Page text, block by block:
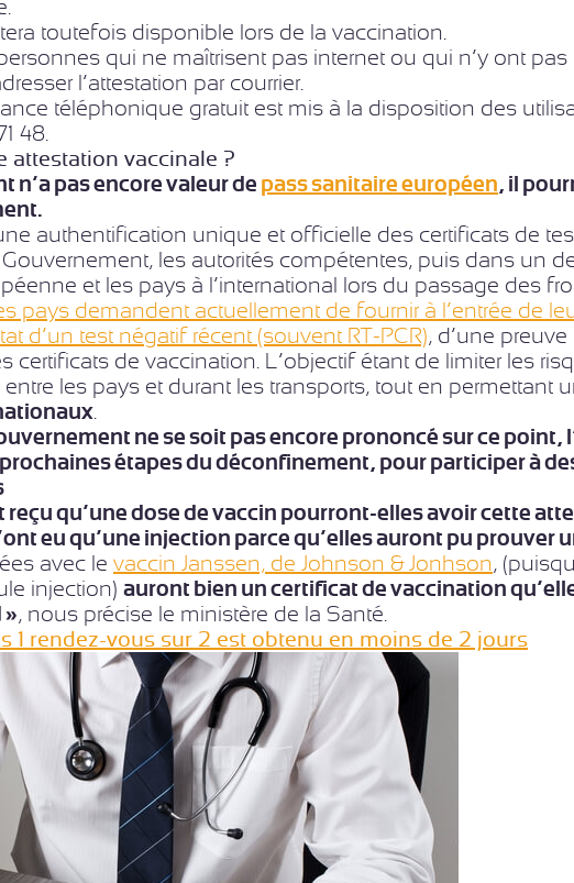
toutefois disponible lors de la vaccination.
qui ne maîtrisent pas internet ou qui n’y ont pas
l’attestation par courrier.
téléphonique gratuit est mis à la disposition des
48.
attestation vaccinale ?
n’a pas encore valeur de pass sanitaire européen, il
authentification unique et officielle des certificats de
les autorités compétentes, puis dans un
et les pays à l’international lors du passage des
pays demandent actuellement de fournir à l’entrée de
d’un test négatif récent (souvent RT-PCR), d’une
certificats de vaccination. L’objectif étant de limiter les
entre les pays et durant les transports, tout en permettant
.
ne se soit pas encore prononcé sur ce point,
étapes du déconfinement, pour participer à
reçu qu’une dose de vaccin pourront-elles avoir cette
eu qu’une injection parce qu’elles auront pu prouver
avec le vaccin Janssen, de Johnson & Jonhson,
injection) auront bien un certificat de vaccination
, nous précise le ministère de la Santé.
1 rendez-vous sur 2 est obtenu en moins de 2 jours